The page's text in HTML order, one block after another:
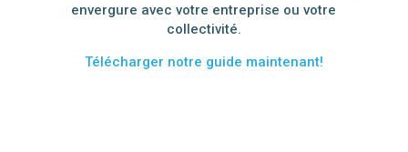
envergure avec votre entreprise ou votre
collectivité.
Télécharger notre guide maintenant!